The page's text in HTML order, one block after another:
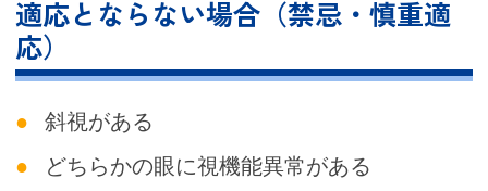
適応とならない場合（禁忌・慎重適
応）
斜視がある
どちらかの眼に視機能異常がある